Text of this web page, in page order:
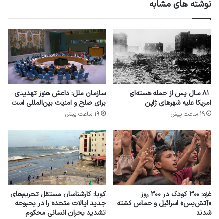
انجام شده شهادت داده اند اما هیچ پذیرشی از سوی
دولت ایالات متحده را مشاهده نکرده و هیچ غرامتی
دریافت نکرده اند. ممنوعیت شکنجه بر اساس قوانین
داخلی ایالات متحده ، کنوانسیون ژنو 1949، و
کنوانسیون سازمان ملل علیه شکنجه و نیز قوانین عرفی
بین المللی، امری مطلق و بی چون و چرا است.
سارا یاگر، مدیر نمایندگی دیدبان حقوق بشر در واشنگتن
در این باره عنوان داشت، بیست سال است که عراقی
هایی که توسط نیروهای ایالات متحده شکنجه شده اند
هیچ راهی برای پر کردن یک شکایتنامه یا دریافت هر
نوعی از غرامت از دولت ایالات متحده امریکا ندارند. وی
نوشته های مشابه
۸۱ سال پس از حمله هسته‌ای
امریکا علیه شهرهای ژاپن
19 ساعت پیش
سازمان ملل: داعش هنوز تهدیدی
برای صلح و امنیت بین‌المللی است
19 ساعت پیش
غزه: ۳۰۰ کودک در ۳۰۰ روز
«آتش‌بس» اسرائیل و حماس کشته
شدند
کوبا: کارشناسان مستقل تحریم‌های
جدید ایالات متحده را در بحبوحه
تشدید بحران انسانی محکوم